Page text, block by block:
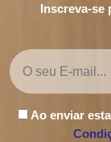
Inscreva-se
Ao enviar